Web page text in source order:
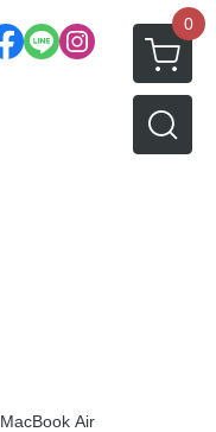
0
MacBook Air